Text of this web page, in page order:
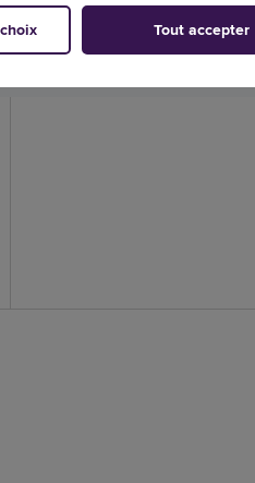
Livraisons
dans votre bureau
Tout accepter